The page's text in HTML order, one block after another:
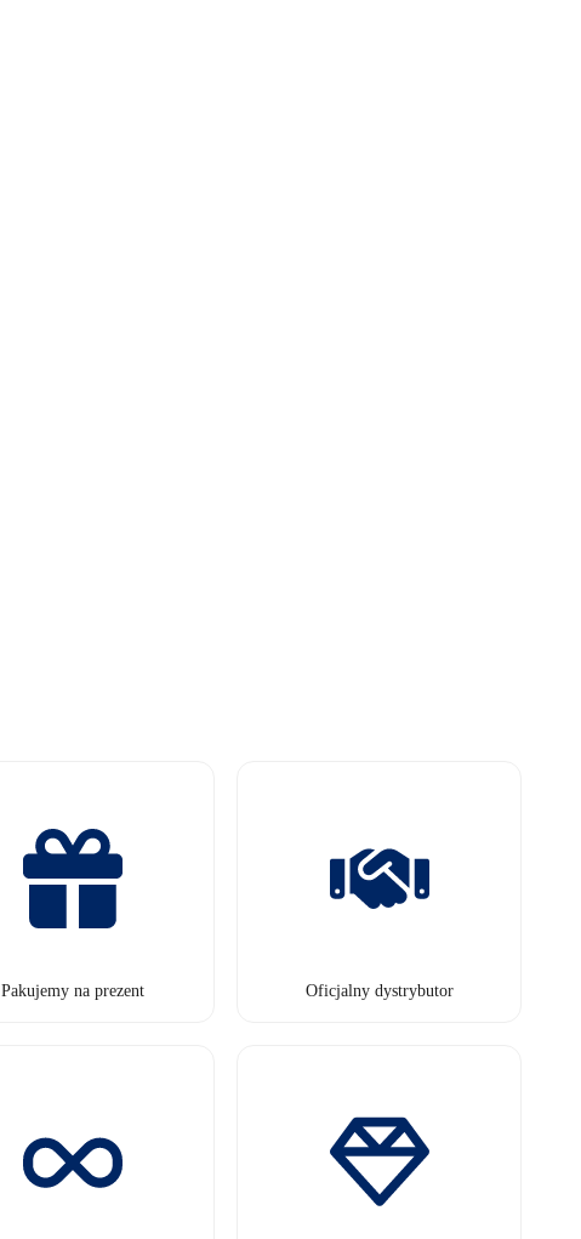
Pakujemy na prezent Oficjalny dystrybutor